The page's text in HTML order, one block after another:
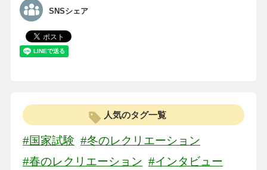
SNSシェア
人気のタグ一覧
#国家試験 #冬のレクリエーション
#春のレクリエーション #インタビュー